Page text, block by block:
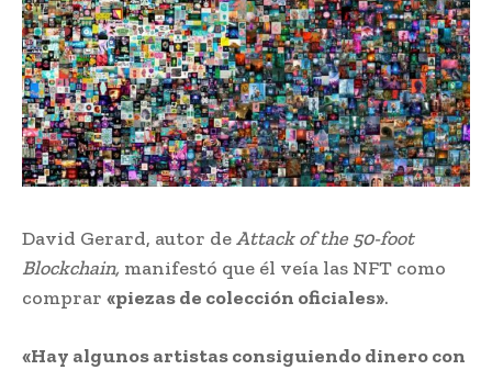
David Gerard, autor deAttack of the 50-foot
Blockchain, manifestó que él veía las NFT como
comprar «piezas de colección oficiales».
«Hay algunos artistas consiguiendo dinero con